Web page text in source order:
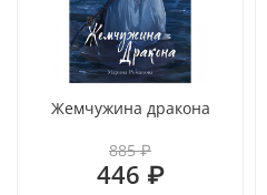
Жемчужина дракона
885 ₽
446 ₽